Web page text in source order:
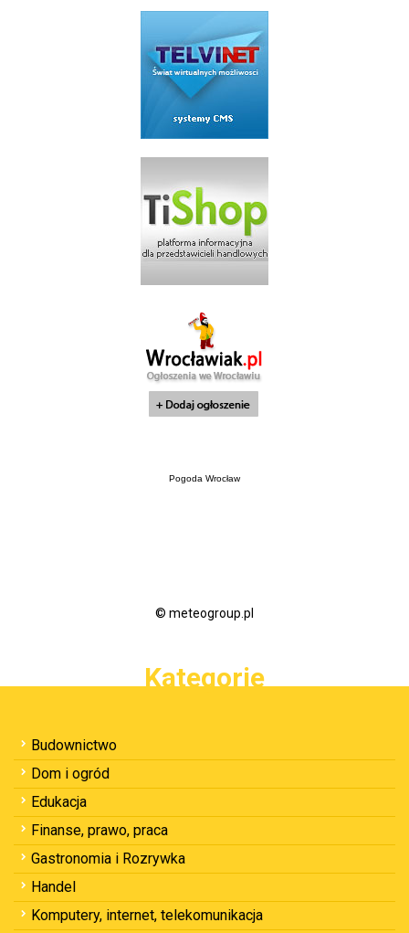
Pogoda Wrocław
© meteogroup.pl
Kategorie
Budownictwo
Dom i ogród
Edukacja
Finanse, prawo, praca
Gastronomia i Rozrywka
Handel
Komputery, internet, telekomunikacja